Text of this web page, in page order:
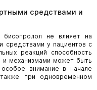
средствами и
бисопролол не влияет на
средствами у пациентов с
реакций способность
и механизмами может быть
внимание в начале
при одновременном